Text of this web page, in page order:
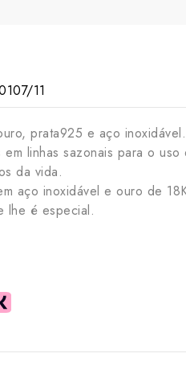
11
prata925 e aço inoxidável.
linhas sazonais para o uso
da vida.
aço inoxidável e ouro de
lhe é especial.